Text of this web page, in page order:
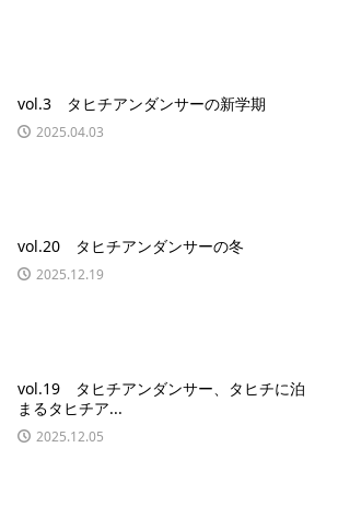
vol.3 タヒチアンダンサーの新学期
2025.04.03
vol.20 タヒチアンダンサーの冬
2025.12.19
vol.19 タヒチアンダンサー、タヒチに泊
まるタヒチア...
2025.12.05